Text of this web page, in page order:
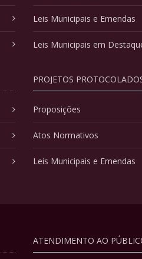
Leis Municipais e Emendas
Leis Municipais em
PROJETOS
Proposições
Atos Normativos
Leis Municipais e Emendas
ATENDIMENTO AO